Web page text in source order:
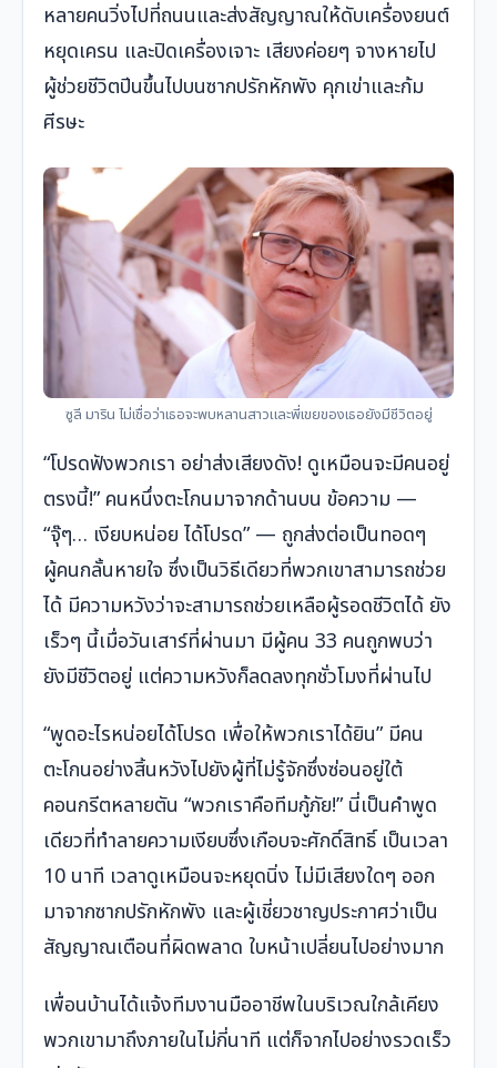
หลายคนวิ่งไปที่ถนนและส่งสัญญาณให้ดับเครื่องยนต์
หยุดเครน และปิดเครื่องเจาะ เสียงค่อยๆ จางหายไป
ผู้ช่วยชีวิตปีนขึ้นไปบนซากปรักหักพัง คุกเข่าและก้ม
ศีรษะ
ซูลี มาริน ไม่เชื่อว่าเธอจะพบหลานสาวและพี่เขยของเธอยังมีชีวิตอยู่
“โปรดฟังพวกเรา อย่าส่งเสียงดัง! ดูเหมือนจะมีคนอยู่
ตรงนี้!” คนหนึ่งตะโกนมาจากด้านบน ข้อความ —
“จุ๊ๆ… เงียบหน่อย ได้โปรด” — ถูกส่งต่อเป็นทอดๆ
ผู้คนกลั้นหายใจ ซึ่งเป็นวิธีเดียวที่พวกเขาสามารถช่วย
ได้ มีความหวังว่าจะสามารถช่วยเหลือผู้รอดชีวิตได้ ยัง
เร็วๆ นี้เมื่อวันเสาร์ที่ผ่านมา มีผู้คน 33 คนถูกพบว่า
ยังมีชีวิตอยู่ แต่ความหวังก็ลดลงทุกชั่วโมงที่ผ่านไป
“พูดอะไรหน่อยได้โปรด เพื่อให้พวกเราได้ยิน” มีคน
ตะโกนอย่างสิ้นหวังไปยังผู้ที่ไม่รู้จักซึ่งซ่อนอยู่ใต้
คอนกรีตหลายตัน “พวกเราคือทีมกู้ภัย!” นี่เป็นคำพูด
เดียวที่ทำลายความเงียบซึ่งเกือบจะศักดิ์สิทธิ์ เป็นเวลา
10 นาที เวลาดูเหมือนจะหยุดนิ่ง ไม่มีเสียงใดๆ ออก
มาจากซากปรักหักพัง และผู้เชี่ยวชาญประกาศว่าเป็น
สัญญาณเตือนที่ผิดพลาด ใบหน้าเปลี่ยนไปอย่างมาก
เพื่อนบ้านได้แจ้งทีมงานมืออาชีพในบริเวณใกล้เคียง
พวกเขามาถึงภายในไม่กี่นาที แต่ก็จากไปอย่างรวดเร็ว